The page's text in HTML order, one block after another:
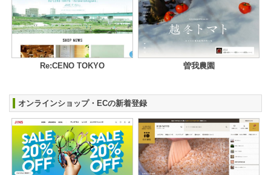
Re:CENO TOKYO 曽我農園
オンラインショップ・ECの新着登録